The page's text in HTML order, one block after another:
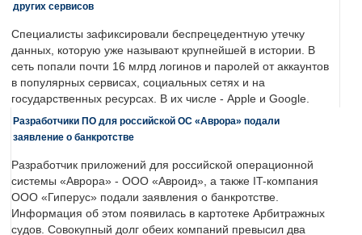
других сервисов
Специалисты зафиксировали беспрецедентную утечку
данных, которую уже называют крупнейшей в истории. В
сеть попали почти 16 млрд логинов и паролей от аккаунтов
в популярных сервисах, социальных сетях и на
государственных ресурсах. В их числе - Apple и Google.
Разработчики ПО для российской ОС «Аврора» подали
заявление о банкротстве
Разработчик приложений для российской операционной
системы «Аврора» - ООО «Авроид», а также IT-компания
ООО «Гиперус» подали заявления о банкротстве.
Информация об этом появилась в картотеке Арбитражных
судов. Совокупный долг обеих компаний превысил два